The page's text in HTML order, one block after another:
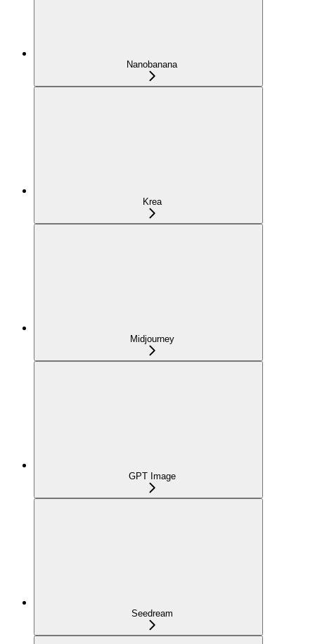
Nanobanana
Krea
Midjourney
GPT Image
Seedream